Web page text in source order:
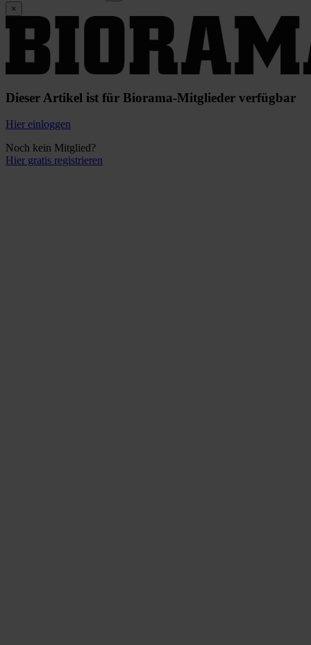
×
Dieser Artikel ist für Biorama-Mitglieder verfügbar
Hier einloggen
Noch kein Mitglied?
Hier gratis registrieren